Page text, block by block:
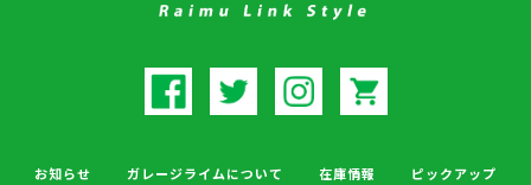
お知らせ ガレージライムについて 在庫情報 ピックアップ